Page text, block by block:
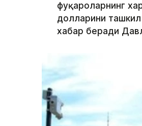
фуқароларнинг
долларини ташкил
хабар беради